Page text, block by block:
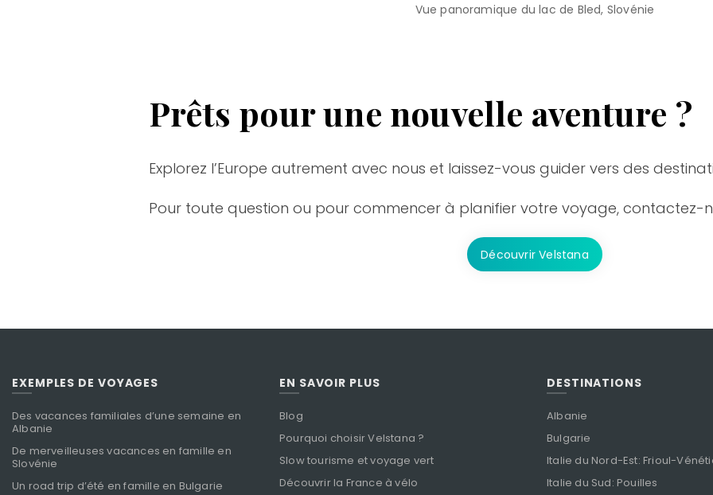
Vue panoramique du lac de Bled, Slovénie
Prêts pour une nouvelle aventure ?
Explorez l’Europe autrement avec nous et laissez-vous guider vers des
Pour toute question ou pour commencer à planifier votre voyage, contactez-
Découvrir Velstana
EXEMPLES DE VOYAGES
Des vacances familiales d’une semaine en
Albanie
De merveilleuses vacances en famille en
Slovénie
Un road trip d’été en famille en Bulgarie
EN SAVOIR PLUS
Blog
Pourquoi choisir Velstana ?
Slow tourisme et voyage vert
Découvrir la France à vélo
DESTINATIONS
Albanie
Bulgarie
Italie du Nord-Est: Frioul-
Italie du Sud: Pouilles